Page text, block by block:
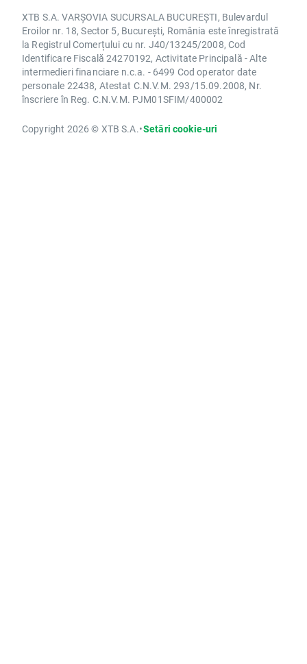
XTB S.A. VARȘOVIA SUCURSALA BUCUREȘTI, Bulevardul
Eroilor nr. 18, Sector 5, București, România este înregistrată
la Registrul Comerțului cu nr. J40/13245/2008, Cod
Identificare Fiscală 24270192, Activitate Principală - Alte
intermedieri financiare n.c.a. - 6499 Cod operator date
personale 22438, Atestat C.N.V.M. 293/15.09.2008, Nr.
înscriere în Reg. C.N.V.M. PJM01SFIM/400002
Copyright 2026 © XTB S.A.•Setări cookie-uri